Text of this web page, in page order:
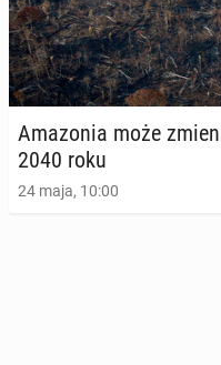
Ama­zo­nia może
2040 roku
24 maja, 10:00